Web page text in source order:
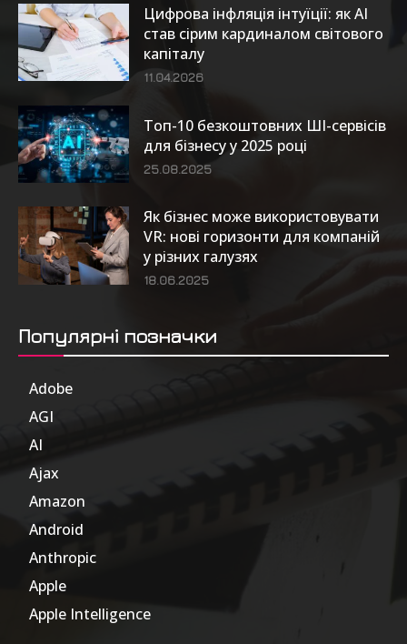
Цифрова інфляція інтуїції: як AI
став сірим кардиналом світового
капіталу
11.04.2026
Топ-10 безкоштовних ШІ-сервісів
для бізнесу у 2025 році
25.08.2025
Як бізнес може використовувати
VR: нові горизонти для компаній
у різних галузях
18.06.2025
Популярні позначки
Adobe
AGI
AI
Ajax
Amazon
Android
Anthropic
Apple
Apple Intelligence